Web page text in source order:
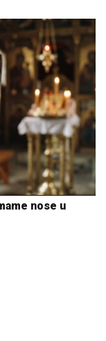
nose u